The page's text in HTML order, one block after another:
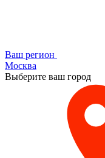
Ваш регион
Москва
Выберите ваш город